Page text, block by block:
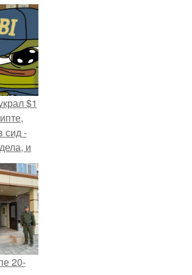
$1
сид -
и
с
их
20-